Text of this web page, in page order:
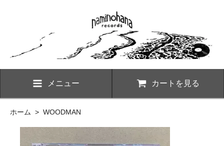
メニュー カートを見る
ホーム > WOODMAN